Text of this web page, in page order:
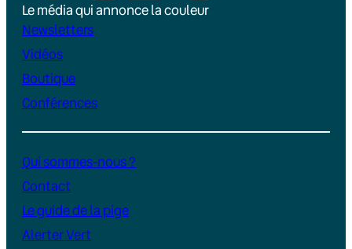
Le média qui annonce la couleur
Newsletters
Vidéos
Boutique
Conférences
Qui sommes-nous ?
Contact
Le guide de la pige
Alerter Vert